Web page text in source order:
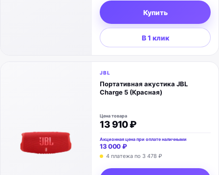
Купить
В 1 клик
JBL
Портативная акустика JBL
Charge 5 (Красная)
Цена товара
13 910 ₽
Акционная цена при оплате наличными
13 000 ₽
4 платежа по 3 478 ₽